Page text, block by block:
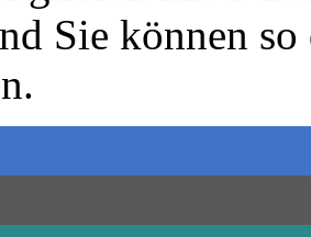
Sie können